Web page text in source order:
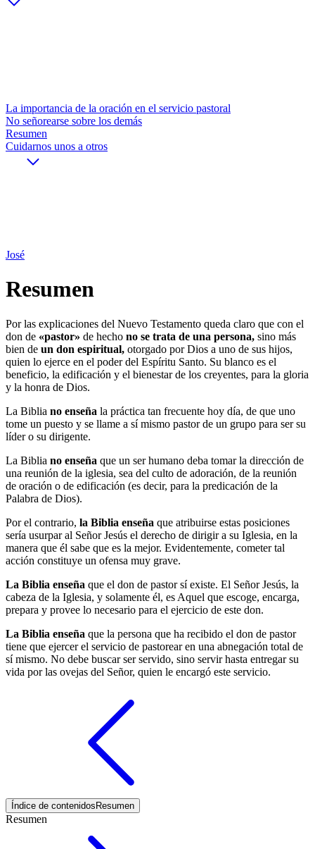
La importancia de la oración en el servicio pastoral
No señorearse sobre los demás
Resumen
Cuidarnos unos a otros
José
Resumen
Por las explicaciones del Nuevo Testamento queda claro que con el
don de «pastor» de hecho no se trata de una persona, sino más
bien de un don espiritual, otorgado por Dios a uno de sus hijos,
quien lo ejerce en el poder del Espíritu Santo. Su blanco es el
beneficio, la edificación y el bienestar de los creyentes, para la gloria
y la honra de Dios.
La Biblia no enseña la práctica tan frecuente hoy día, de que uno
tome un puesto y se llame a sí mismo pastor de un grupo para ser su
líder o su dirigente.
La Biblia no enseña que un ser humano deba tomar la dirección de
una reunión de la iglesia, sea del culto de adoración, de la reunión
de oración o de edificación (es decir, para la predicación de la
Palabra de Dios).
Por el contrario, la Biblia enseña que atribuirse estas posiciones
sería usurpar al Señor Jesús el derecho de dirigir a su Iglesia, en la
manera que él sabe que es la mejor. Evidentemente, cometer tal
acción constituye un ofensa muy grave.
La Biblia enseña que el don de pastor sí existe. El Señor Jesús, la
cabeza de la Iglesia, y solamente él, es Aquel que escoge, encarga,
prepara y provee lo necesario para el ejercicio de este don.
La Biblia enseña que la persona que ha recibido el don de pastor
tiene que ejercer el servicio de pastorear en una abnegación total de
sí mismo. No debe buscar ser servido, sino servir hasta entregar su
vida por las ovejas del Señor, quien le encargó este servicio.
Índice de contenidos Resumen
Resumen